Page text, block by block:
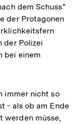
dem Schuss"
der Protagonen
der Polizei
bei einem
immer nicht so
- als ob am Ende
werden müsse,